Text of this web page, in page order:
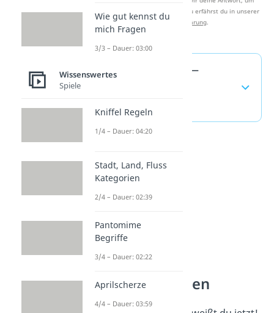
Studyflix zu verbessern. Mehr dazu erfährst du in unserer
Datenschutzerklärung.
Was ist ein Nerd? —
Unnützes Wissen
Wie gut kennst du
mich Fragen
3/3 – Dauer: 03:00
Wissenswertes
Spiele
Kniffel Regeln
1/4 – Dauer: 04:20
Stadt, Land, Fluss
Kategorien
2/4 – Dauer: 02:39
Pantomime
Begriffe
3/4 – Dauer: 02:22
Aprilscherze
4/4 – Dauer: 03:59